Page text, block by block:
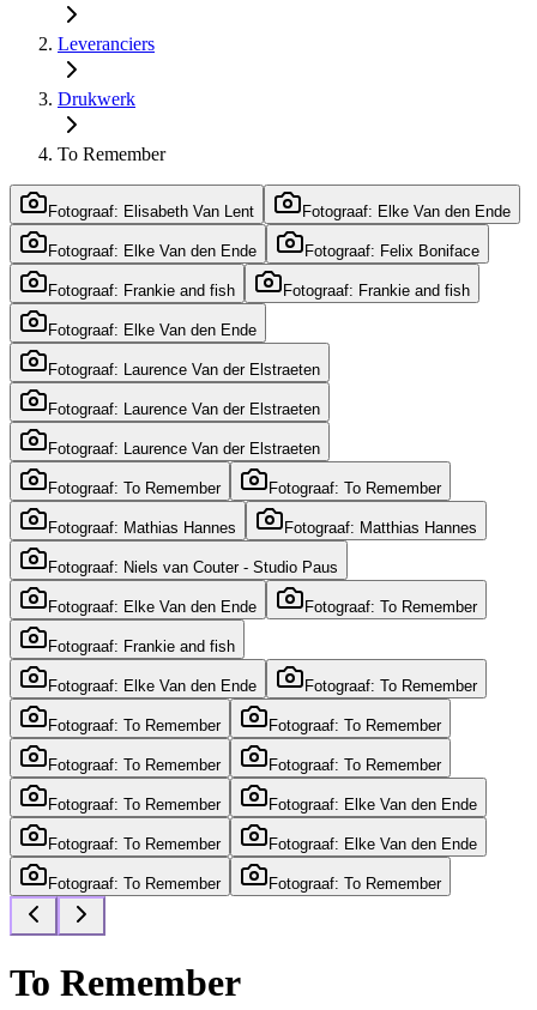
Leveranciers
Drukwerk
To Remember
Fotograaf: Elisabeth Van Lent Fotograaf: Elke Van den Ende
Fotograaf: Elke Van den Ende Fotograaf: Felix Boniface
Fotograaf: Frankie and fish Fotograaf: Frankie and fish
Fotograaf: Elke Van den Ende
Fotograaf: Laurence Van der Elstraeten
Fotograaf: Laurence Van der Elstraeten
Fotograaf: Laurence Van der Elstraeten
Fotograaf: To Remember Fotograaf: To Remember
Fotograaf: Mathias Hannes Fotograaf: Matthias Hannes
Fotograaf: Niels van Couter - Studio Paus
Fotograaf: Elke Van den Ende Fotograaf: To Remember
Fotograaf: Frankie and fish
Fotograaf: Elke Van den Ende Fotograaf: To Remember
Fotograaf: To Remember Fotograaf: To Remember
Fotograaf: To Remember Fotograaf: To Remember
Fotograaf: To Remember Fotograaf: Elke Van den Ende
Fotograaf: To Remember Fotograaf: Elke Van den Ende
Fotograaf: To Remember Fotograaf: To Remember
To Remember